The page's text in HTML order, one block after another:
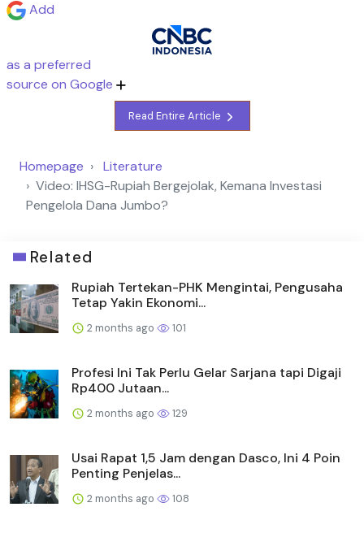
Add
as a preferred
source on Google
Read Entire Article
Homepage
Literature
Video: IHSG-Rupiah Bergejolak, Kemana Investasi
Pengelola Dana Jumbo?
Related
Rupiah Tertekan-PHK Mengintai, Pengusaha
Tetap Yakin Ekonomi...
2 months ago 101
Profesi Ini Tak Perlu Gelar Sarjana tapi Digaji
Rp400 Jutaan...
2 months ago 129
Usai Rapat 1,5 Jam dengan Dasco, Ini 4 Poin
Penting Penjelas...
2 months ago 108